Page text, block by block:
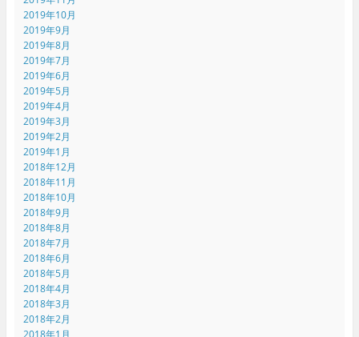
2019年10月
2019年9月
2019年8月
2019年7月
2019年6月
2019年5月
2019年4月
2019年3月
2019年2月
2019年1月
2018年12月
2018年11月
2018年10月
2018年9月
2018年8月
2018年7月
2018年6月
2018年5月
2018年4月
2018年3月
2018年2月